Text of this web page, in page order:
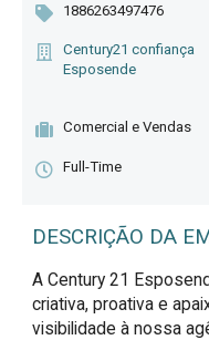
1886263497476
Century21 confiança
Esposende
Comercial e Vendas
Full-Time
DESCRIÇÃO DA
A Century 21
criativa, proativa e
visibilidade à nossa